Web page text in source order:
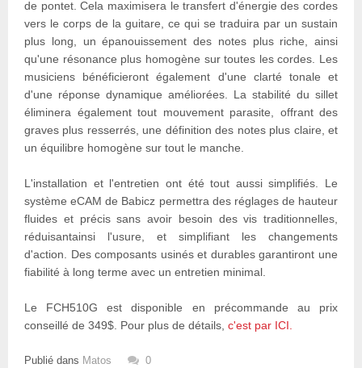
de pontet. Cela maximisera le transfert d'énergie des cordes
vers le corps de la guitare, ce qui se traduira par un sustain
plus long, un épanouissement des notes plus riche, ainsi
qu'une résonance plus homogène sur toutes les cordes. Les
musiciens bénéficieront également d'une clarté tonale et
d'une réponse dynamique améliorées. La stabilité du sillet
éliminera également tout mouvement parasite, offrant des
graves plus resserrés, une définition des notes plus claire, et
un équilibre homogène sur tout le manche.
L'installation et l'entretien ont été tout aussi simplifiés. Le
système eCAM de Babicz permettra des réglages de hauteur
fluides et précis sans avoir besoin des vis traditionnelles,
réduisantainsi l'usure, et simplifiant les changements
d'action. Des composants usinés et durables garantiront une
fiabilité à long terme avec un entretien minimal.
Le FCH510G est disponible en précommande au prix
conseillé de 349$. Pour plus de détails, c'est par ICI.
Publié dans Matos 0